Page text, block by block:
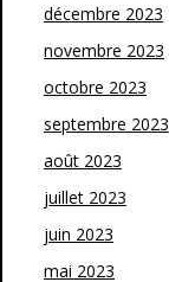
décembre 2023
novembre 2023
octobre 2023
septembre 2023
août 2023
juillet 2023
juin 2023
mai 2023